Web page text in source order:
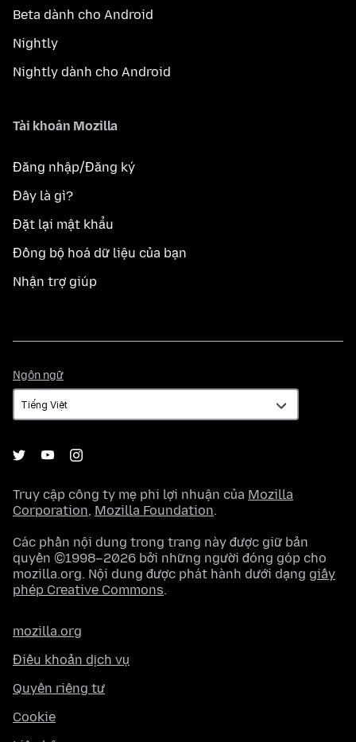
Beta dành cho Android
Nightly
Nightly dành cho Android
Tài khoản Mozilla
Đăng nhập/Đăng ký
Đây là gì?
Đặt lại mật khẩu
Đồng bộ hoá dữ liệu của bạn
Nhận trợ giúp
Ngôn ngữ
ngữ
Truy cập công ty mẹ phi lợi nhuận của Mozilla
Corporation, Mozilla Foundation.
Các phần nội dung trong trang này được giữ bản
quyền ©1998–2026 bởi những người đóng góp cho
mozilla.org. Nội dung được phát hành dưới dạng giấy
phép Creative Commons.
mozilla.org
Điều khoản dịch vụ
Quyền riêng tư
Cookie